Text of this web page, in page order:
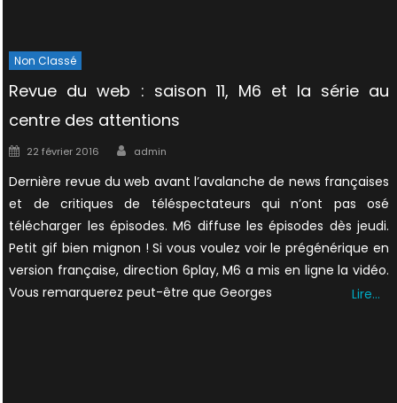
Non Classé
Revue du web : saison 11, M6 et la série au
centre des attentions
Posted
22 février 2016 Author
admin
Dernière revue du web avant l’avalanche de news françaises
et de critiques de téléspectateurs qui n’ont pas osé
télécharger les épisodes. M6 diffuse les épisodes dès jeudi.
Petit gif bien mignon ! Si vous voulez voir le prégénérique en
version française, direction 6play, M6 a mis en ligne la vidéo.
Vous remarquerez peut-être que Georges
Lire…